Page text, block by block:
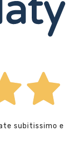
subitissimo e